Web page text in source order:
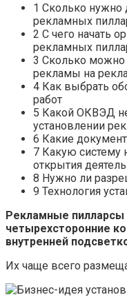
1 Сколько нужно
рекламных
2 С чего начать
рекламных
3 Сколько можно
рекламы на
4 Как выбрать
работ
5 Какой ОКВЭД
установлении
6 Какие
7 Какую систему
открытия
8 Нужно ли
9 Технология
Рекламные
четырехсторонние
внутренней
Их чаще всего